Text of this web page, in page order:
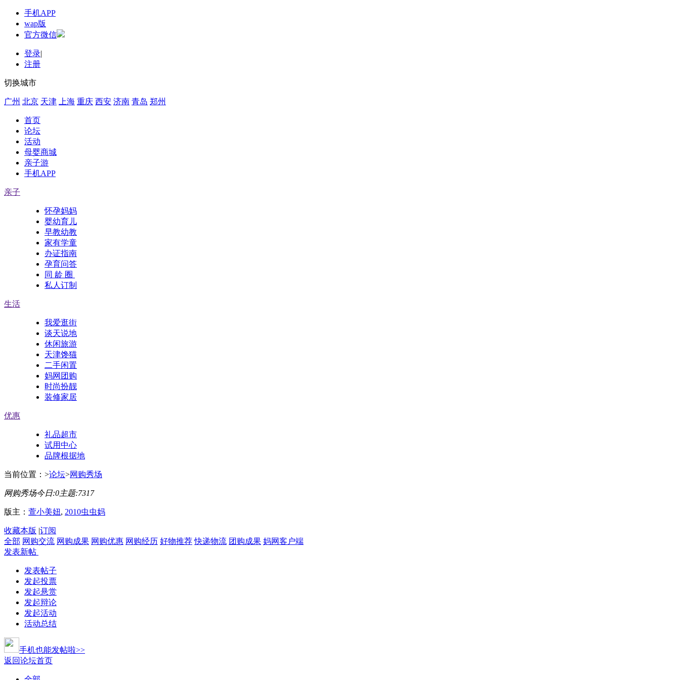
手机APP
wap版
官方微信
登录|
注册
切换城市
广州 北京 天津 上海 重庆 西安 济南 青岛 郑州
首页
论坛
活动
母婴商城
亲子游
手机APP
亲子
怀孕妈妈
婴幼育儿
早教幼教
家有学童
办证指南
孕育问答
同 龄 圈
私人订制
生活
我爱逛街
谈天说地
休闲旅游
天津馋猫
二手闲置
妈网团购
时尚扮靓
装修家居
优惠
礼品超市
试用中心
品牌根据地
当前位置： >论坛>网购秀场
网购秀场今日:0主题:7317
版主： 萱小美妞, 2010虫虫妈
收藏本版 |订阅
全部 网购交流 网购成果 网购优惠 网购经历 好物推荐 快递物流 团购成果 妈网客户端
发表新帖
发表帖子
发起投票
发起悬赏
发起辩论
发起活动
活动总结
手机也能发帖啦>>
返回论坛首页